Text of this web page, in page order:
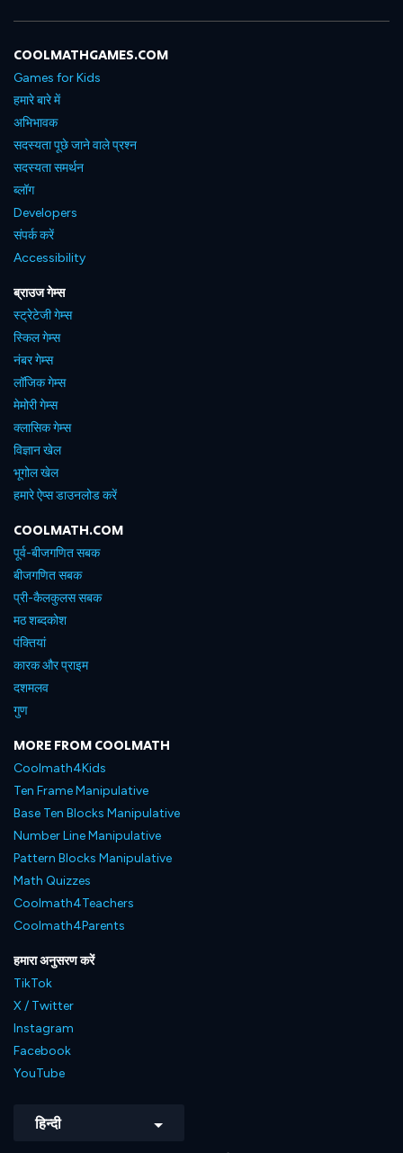
COOLMATHGAMES.COM
Games for Kids
हमारे बारे में
अभिभावक
सदस्यता पूछे जाने वाले प्रश्न
सदस्यता समर्थन
ब्लॉग
Developers
संपर्क करें
Accessibility
ब्राउज गेम्स
स्ट्रेटेजी गेम्स
स्किल गेम्स
नंबर गेम्स
लॉजिक गेम्स
मेमोरी गेम्स
क्लासिक गेम्स
विज्ञान खेल
भूगोल खेल
हमारे ऐप्स डाउनलोड करें
COOLMATH.COM
पूर्व-बीजगणित सबक
बीजगणित सबक
प्री-कैलकुलस सबक
मठ शब्दकोश
पंक्तियां
कारक और प्राइम
दशमलव
गुण
MORE FROM COOLMATH
Coolmath4Kids
Ten Frame Manipulative
Base Ten Blocks Manipulative
Number Line Manipulative
Pattern Blocks Manipulative
Math Quizzes
Coolmath4Teachers
Coolmath4Parents
हमारा अनुसरण करें
TikTok
X / Twitter
Instagram
Facebook
YouTube
हिन्दी